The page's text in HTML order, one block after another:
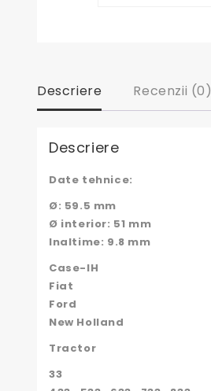
Descriere Recenzii (0)
Descriere
Date tehnice:
Ø: 59.5 mm
Ø interior: 51 mm
Inaltime: 9.8 mm
Case-IH
Fiat
Ford
New Holland
Tractor
33